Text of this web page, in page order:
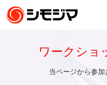
ワークショ
当ページから参加